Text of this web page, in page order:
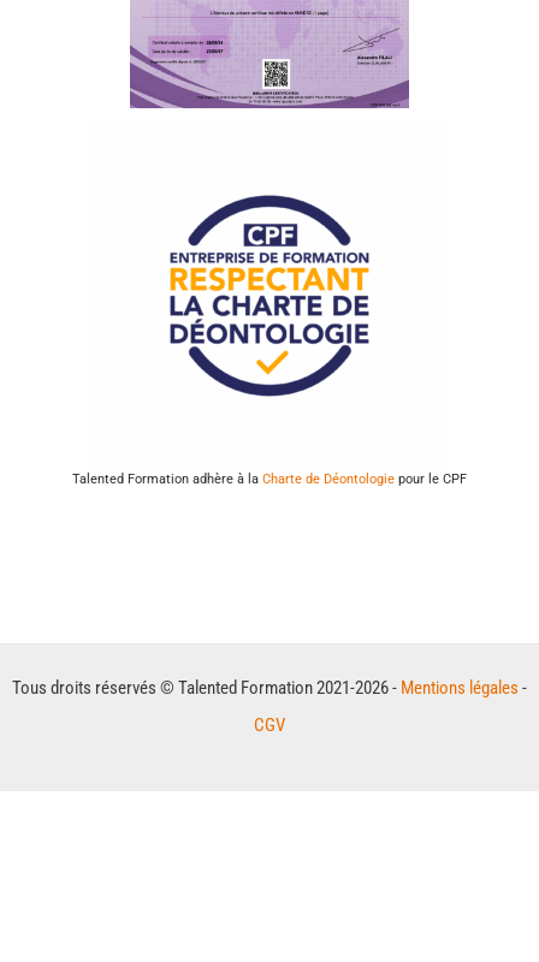
Talented Formation adhère à la Charte de Déontologie pour le CPF
Tous droits réservés © Talented Formation 2021-2026 - Mentions légales -
CGV